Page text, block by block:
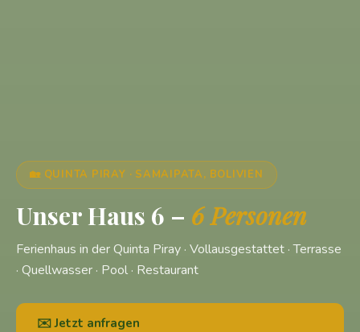
🏡 QUINTA PIRAY · SAMAIPATA, BOLIVIEN
Unser Haus 6 – 6 Personen
Ferienhaus in der Quinta Piray · Vollausgestattet · Terrasse
· Quellwasser · Pool · Restaurant
✉️ Jetzt anfragen